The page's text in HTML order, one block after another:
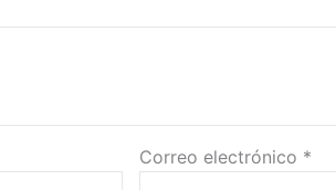
Correo electrónico *